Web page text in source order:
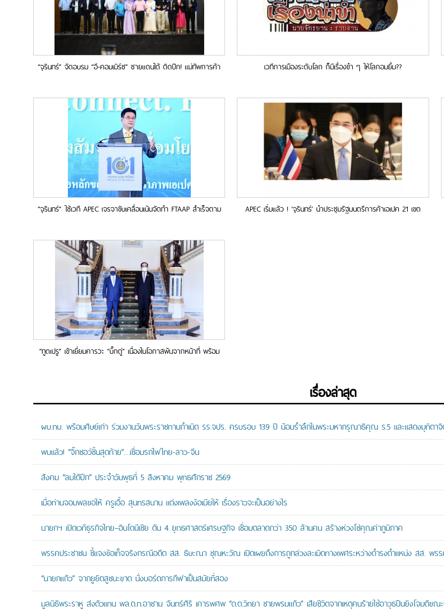
“จุรินทร์” จัดอบรม “อี-คอมเมิร์ซ” ชายแดนใต้ ติดปีก! แม่ทัพการค้า
เวทีการเมืองระดับโลก ก็มีเรื่องขำ ๆ ให้โลกอมยิ้ม??
“จุรินทร์” ใช้เวที APEC เจรจาขับเคลื่อนเน้นจัดทำ FTAAP สำเร็จตาม
APEC เริ่มแล้ว ! ‘จุรินทร์’ นำประชุมรัฐมนตรีการค้าเอเปค 21 เขต
“ทูตเปรู” เข้าเยี่ยมคารวะ “บิ๊กตู่” เนื่องในโอกาสพ้นจากหน้าที่ พร้อม
เรื่องล่าสุด
ผบ.ทบ. พร้อมศิษย์เก่า ร่วมงานวันพระราชทานกำเนิด รร.จปร. ครบรอบ 139 ปี น้อมรำลึกในพระมหากรุณาธิคุณ ร.5 และแสดงมุทิตา
พบแล้ว! “จิ๊กซอว์ชิ้นสุดท้าย”…เชื่อมรถไฟไทย-ลาว-จีน
สังคม “ลมใต้ปีก” ประจำวันพุธที่ 5 สิงหาคม พุทธศักราช 2569
เมื่อท่านจอมพลขอให้ ครูเอื้อ สุนทรสนาน แต่งเพลงง้อเมียให้ เรื่องราวจะเป็นอย่างไร
นายกฯ เปิดเวทีธุรกิจไทย–อินโดนีเซีย ดัน 4 ยุทธศาสตร์เศรษฐกิจ เชื่อมตลาดกว่า 350 ล้านคน สร้างห่วงโซ่คุณค่าภูมิภาค
พรรคประชาชน ชี้แจงข้อเท็จจริงกรณีอดีต สส. ธิษะณา ชุณหะวัณ เปิดเผยถึงการถูกล่วงละเมิดทางเพศระหว่างดำรงตำแหน่ง สส. พรร
“นายกแก้ว” จากยูยิตสูชนะขาด นั่งบอร์ดการกีฬาเป็นสมัยที่สอง
มูลนิธิพระราหู ส่งตัวแทน พล.ต.ท.อาชาน จันทร์ศิริ เคารพศพ “ด.ต.วิทยา ชายพรมแก้ว” เสียชีวิตจากเหตุคนร้ายใช้อาวุธปืนยิงโจมตีขณ